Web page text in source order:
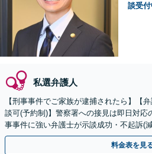
談受付
私選弁護人
【刑事事件でご家族が逮捕されたら】【
談可(予約制)】警察署への接見は即日対応
事事件に強い弁護士が示談成功・不起訴(
トします。【加害者側の相談専門】
料金表を見